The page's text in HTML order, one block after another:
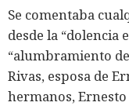
Se comentaba
desde la “dolencia
“alumbramiento
Rivas, esposa de
hermanos,